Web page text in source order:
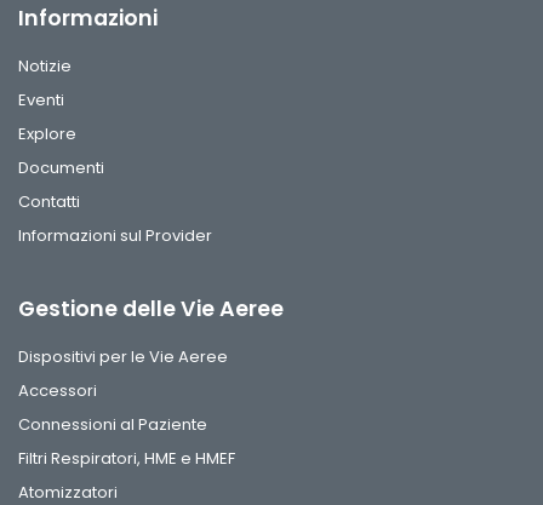
Informazioni
Notizie
Eventi
Explore
Documenti
Contatti
Informazioni sul Provider
Gestione delle Vie Aeree
Dispositivi per le Vie Aeree
Accessori
Connessioni al Paziente
Filtri Respiratori, HME e HMEF
Atomizzatori